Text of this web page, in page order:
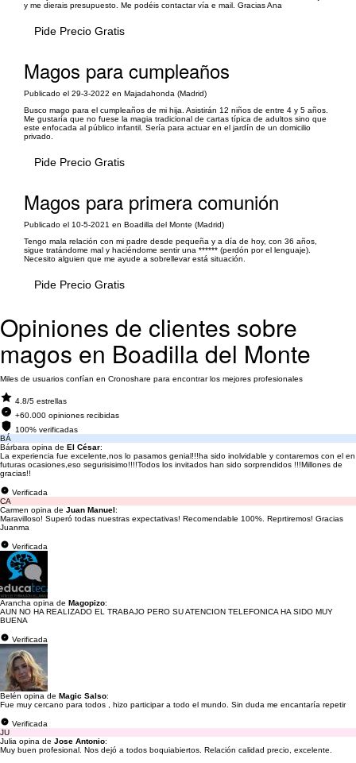
y me dierais presupuesto. Me podéis contactar vía e mail. Gracias Ana
Pide Precio Gratis
Magos para cumpleaños
Publicado el 29-3-2022 en Majadahonda (Madrid)
Busco mago para el cumpleaños de mi hija. Asistirán 12 niños de entre 4 y 5 años.
Me gustaría que no fuese la magia tradicional de cartas típica de adultos sino que
este enfocada al público infantil. Sería para actuar en el jardín de un domicilio
privado.
Pide Precio Gratis
Magos para primera comunión
Publicado el 10-5-2021 en Boadilla del Monte (Madrid)
Tengo mala relación con mi padre desde pequeña y a día de hoy, con 36 años,
sigue tratándome mal y haciéndome sentir una ****** (perdón por el lenguaje).
Necesito alguien que me ayude a sobrellevar está situación.
Pide Precio Gratis
Opiniones de clientes sobre
magos en Boadilla del Monte
Miles de usuarios confían en Cronoshare para encontrar los mejores profesionales
4.8/5 estrellas
+60.000 opiniones recibidas
100% verificadas
BÁ
Bárbara opina de El César:
La experiencia fue excelente,nos lo pasamos genial!!!ha sido inolvidable y contaremos con el en
futuras ocasiones,eso segurisisimo!!!!Todos los invitados han sido sorprendidos !!!Millones de
gracias!!
Verificada
CA
Carmen opina de Juan Manuel:
Maravilloso! Superó todas nuestras expectativas! Recomendable 100%. Reprtiremos! Gracias
Juanma
Verificada
Arancha opina de Magopizo:
AUN NO HA REALIZADO EL TRABAJO PERO SU ATENCION TELEFONICA HA SIDO MUY
BUENA
Verificada
Belén opina de Magic Salso:
Fue muy cercano para todos , hizo participar a todo el mundo. Sin duda me encantaría repetir
Verificada
JU
Julia opina de Jose Antonio:
Muy buen profesional. Nos dejó a todos boquiabiertos. Relación calidad precio, excelente.